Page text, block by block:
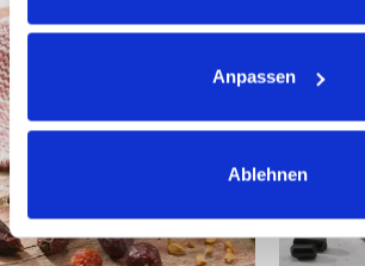
Anpassen
Ablehnen